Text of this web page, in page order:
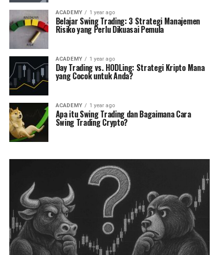
ACADEMY 1 year ago
Belajar Swing Trading: 3 Strategi Manajemen
Risiko yang Perlu Dikuasai Pemula
ACADEMY 1 year ago
Day Trading vs. HODLing: Strategi Kripto Mana
yang Cocok untuk Anda?
ACADEMY 1 year ago
Apa itu Swing Trading dan Bagaimana Cara
Swing Trading Crypto?